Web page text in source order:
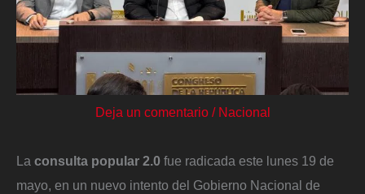
Deja un comentario / Nacional
La consulta popular 2.0 fue radicada este lunes 19 de
mayo, en un nuevo intento del Gobierno Nacional de